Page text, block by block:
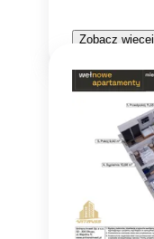
Zobacz więcej